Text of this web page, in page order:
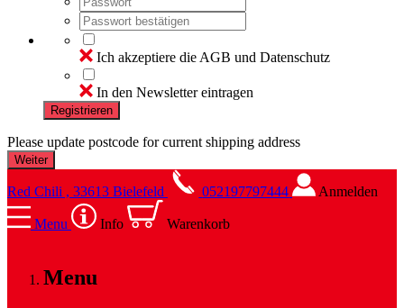
Ich akzeptiere die AGB und Datenschutz
In den Newsletter eintragen
Registrieren
Please update postcode for current shipping address
Red Chili , 33613 Bielefeld 052197797444 Anmelden
Menu Info Warenkorb
Menu